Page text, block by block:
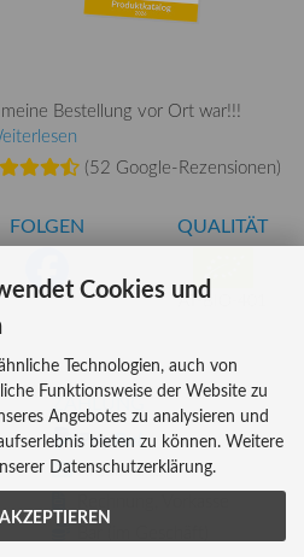
Bestellung vor Ort war!!!
(52 Google-Rezensionen)
FOLGEN QUALITÄT
AT-BIO-401
ZAHLUNG
Kreditkarte
Bar (im Geschäft)
Cookies und
Technologien, auch von
Funktionsweise der Website zu
Angebotes zu analysieren und
bieten zu können. Weitere
Datenschutzerklärung.